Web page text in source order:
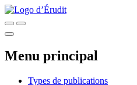
Menu principal
Types de publications